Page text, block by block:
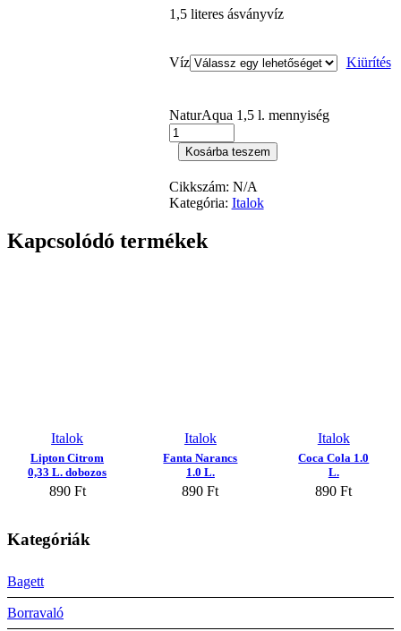
1,5 literes ásványvíz
Víz Kiürítés
NaturAqua 1,5 l. mennyiség
Kosárba teszem
Cikkszám: N/A
Kategória: Italok
Kapcsolódó termékek
Italok
Lipton Citrom
0,33 L. dobozos
890 Ft
Italok
Fanta Narancs
1.0 L.
890 Ft
Italok
Coca Cola 1.0
L.
890 Ft
Kategóriák
Bagett
Borravaló